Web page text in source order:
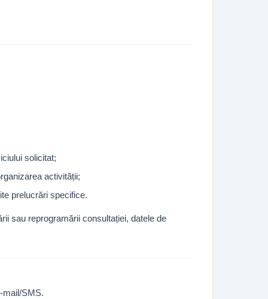
solicitat;
activității;
prelucrări specifice.
sau reprogramării consultației, datele de
mail/SMS.